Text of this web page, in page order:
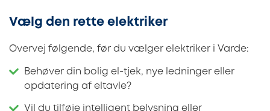
Vælg den rette elektriker
Overvej følgende, før du vælger elektriker i Varde:
Behøver din bolig el-tjek, nye ledninger eller
opdatering af eltavle?
Vil du tilføje intelligent belysning eller